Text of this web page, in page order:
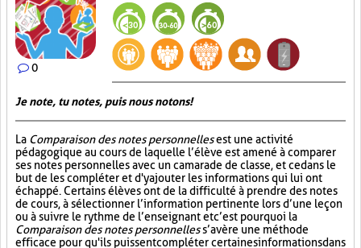
0
Je note, tu notes, puis nous notons!
La Comparaison des notes personnellesest une activité
pédagogique au cours de laquelle l’élève est amené à comparer
ses notes personnelles avec un camarade de classe, et ce dans le
but de les compléter et d'y ajouter les informations qui lui ont
échappé. Certains élèves ont de la difficulté à prendre des notes
de cours, à sélectionner l’information pertinente lors d’une leçon
ou à suivre le rythme de l’enseignant et c’est pourquoi la
Comparaison des notes personnelless’avère une méthode
efficace pour qu'ils puissent compléter certaines informations dans